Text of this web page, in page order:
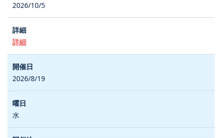
2026/10/5
詳細
2026/8/19
水